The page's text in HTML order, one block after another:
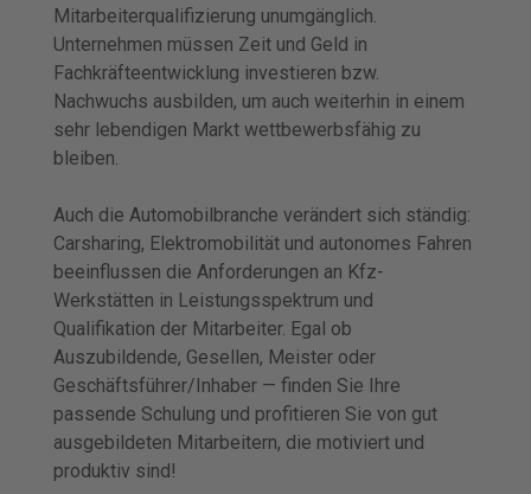
Mitarbeiterqualifizierung unumgänglich.
Unternehmen müssen Zeit und Geld in
Fachkräfteentwicklung investieren bzw.
Nachwuchs ausbilden, um auch weiterhin in einem
sehr lebendigen Markt wettbewerbsfähig zu
bleiben.
Auch die Automobilbranche verändert sich ständig:
Carsharing, Elektromobilität und autonomes Fahren
beeinflussen die Anforderungen an Kfz-
Werkstätten in Leistungsspektrum und
Qualifikation der Mitarbeiter. Egal ob
Auszubildende, Gesellen, Meister oder
Geschäftsführer/Inhaber — finden Sie Ihre
passende Schulung und profitieren Sie von gut
ausgebildeten Mitarbeitern, die motiviert und
produktiv sind!